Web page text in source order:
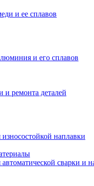
и ее сплавов
и его сплавов
и ремонта деталей
наплавки
сварки и